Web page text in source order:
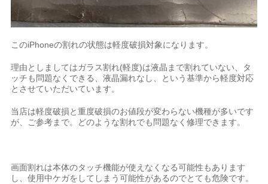
このiPhoneの割れの状態は軽度破損対象になります。
理由としましてはガラス割れ(軽度)は液晶まで割れていない、タ
ッチも問題なくできる、液晶漏れなし、という基準から軽度対応
とさせていただいています。
当店は軽度破損と重度破損のお値段が変わらない機種が多いです
が、ご参考まで。どのような割れでも問題なく修理できます。
画面割れは本体のタッチ機能が使えなくなる可能性もあります
し、使用中ケガをしてしまう可能性があるのでとても危険です。